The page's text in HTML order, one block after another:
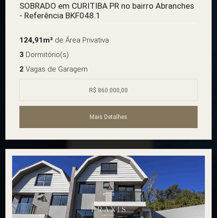
SOBRADO em CURITIBA PR no bairro Abranches
- Referência BKF048.1
124,91m²de Área Privativa
3 Dormitório(s)
2 Vagas de Garagem
R$ 860.000,00
Mais Detalhes